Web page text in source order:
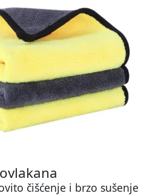
čišćenje i brzo sušenje